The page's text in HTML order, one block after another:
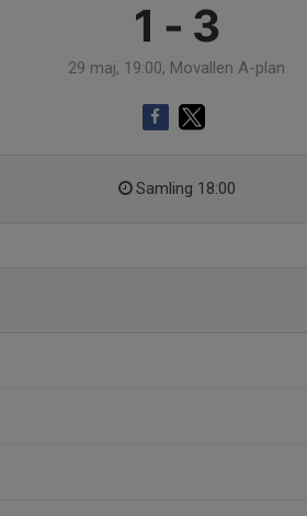
1 - 3
29 maj, 19:00, Movallen A-plan
Samling 18:00